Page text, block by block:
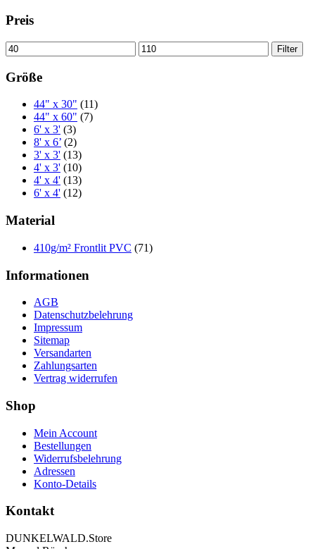
Preis
Min.
Preis
Max.
Preis
Filter
Größe
44" x 30" (11)
44" x 60" (7)
6' x 3' (3)
8' x 6’ (2)
3' x 3' (13)
4' x 3' (10)
4' x 4' (13)
6' x 4' (12)
Material
410g/m² Frontlit PVC (71)
Informationen
AGB
Datenschutzbelehrung
Impressum
Sitemap
Versandarten
Zahlungsarten
Vertrag widerrufen
Shop
Mein Account
Bestellungen
Widerrufsbelehrung
Adressen
Konto-Details
Kontakt
DUNKELWALD.Store